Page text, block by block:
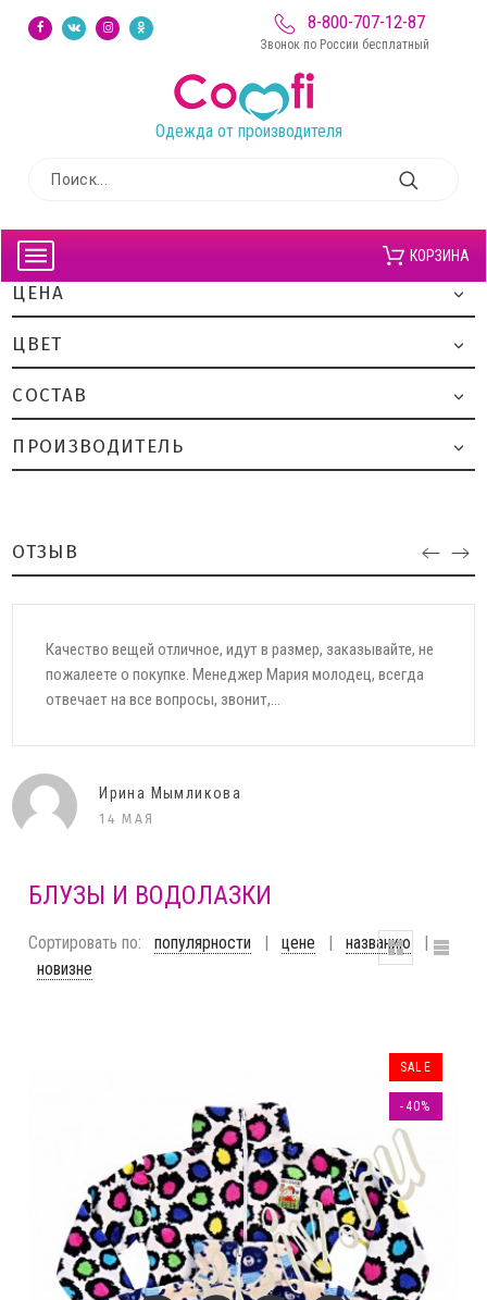
8-800-707-12-87
Звонок по России бесплатный
Одежда от производителя
КОРЗИНА
ЦЕНА
ЦВЕТ
CОСТАВ
ПРОИЗВОДИТЕЛЬ
ОТЗЫВ
Сегодня получила первый заказ от Вашего магазина. Хочу
сказать большое спасибо за оперативную отправку моего
заказа. Отличное качество, фирму...
Елена
11 ДЕКАБРЯ
БЛУЗЫ И ВОДОЛАЗКИ
Сортировать по: популярности | цене | названию
|
новизне
SALE
-40%